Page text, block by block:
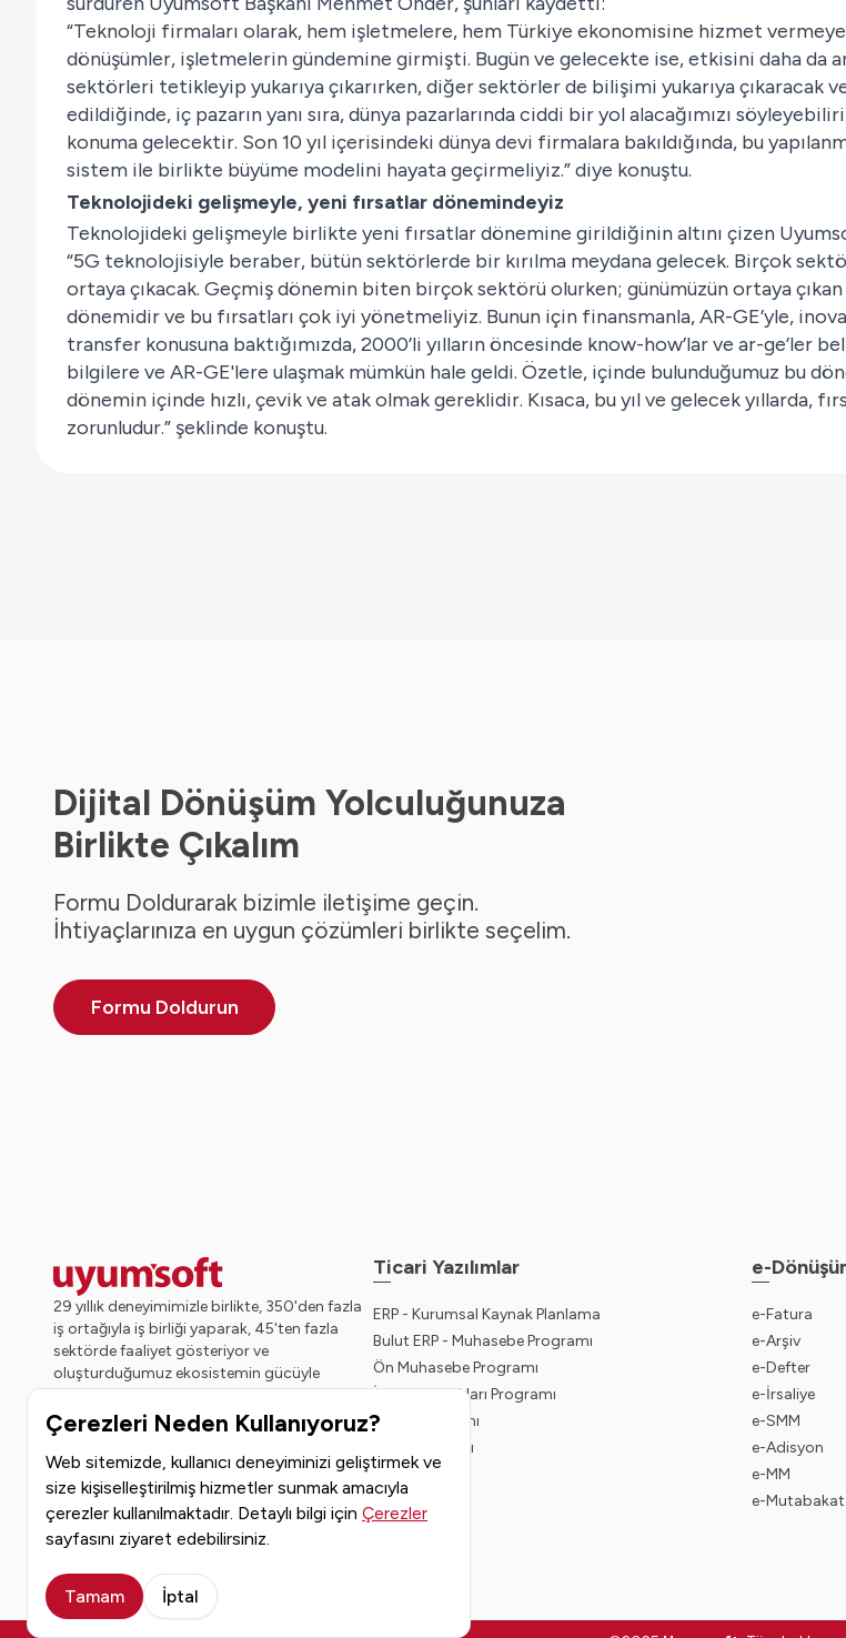
Çerezleri Neden Kullanıyoruz?
Web sitemizde, kullanıcı deneyiminizi geliştirmek ve
size kişiselleştirilmiş hizmetler sunmak amacıyla
çerezler kullanılmaktadır. Detaylı bilgi için Çerezler
sayfasını ziyaret edebilirsiniz.
Tamam İptal
“Teknoloji firmaları olarak, hem işletmelere, hem Türkiye ekonomisine hizmet
dönüşümler, işletmelerin gündemine girmişti. Bugün ve gelecekte ise, etkisini daha da
sektörleri tetikleyip yukarıya çıkarırken, diğer sektörler de bilişimi yukarıya
edildiğinde, iç pazarın yanı sıra, dünya pazarlarında ciddi bir yol alacağımızı
konuma gelecektir. Son 10 yıl içerisindeki dünya devi firmalara bakıldığında, bu
sistem ile birlikte büyüme modelini hayata geçirmeliyiz.” diye konuştu.
Teknolojideki gelişmeyle, yeni fırsatlar dönemindeyiz
Teknolojideki gelişmeyle birlikte yeni fırsatlar dönemine girildiğinin altını çizen
“5G teknolojisiyle beraber, bütün sektörlerde bir kırılma meydana gelecek. Birçok
ortaya çıkacak. Geçmiş dönemin biten birçok sektörü olurken; günümüzün ortaya
dönemidir ve bu fırsatları çok iyi yönetmeliyiz. Bunun için finansmanla, AR-GE’yle,
transfer konusuna baktığımızda, 2000’li yılların öncesinde know-how’lar ve ar-ge’ler
bilgilere ve AR-GE'lere ulaşmak mümkün hale geldi. Özetle, içinde bulunduğumuz bu
dönemin içinde hızlı, çevik ve atak olmak gereklidir. Kısaca, bu yıl ve gelecek yıllarda,
zorunludur.” şeklinde konuştu.
Dijital Dönüşüm Yolculuğunuza
Birlikte Çıkalım
Formu Doldurarak bizimle iletişime geçin.
İhtiyaçlarınıza en uygun çözümleri birlikte seçelim.
Formu Doldurun
29 yıllık deneyimimizle birlikte, 350'den fazla
iş ortağıyla iş birliği yaparak, 45'ten fazla
sektörde faaliyet gösteriyor ve
oluşturduğumuz ekosistemin gücüyle
geleceğe sağlam adımlarla ilerliyoruz.
Ticari Yazılımlar
ERP - Kurumsal Kaynak Planlama
Bulut ERP - Muhasebe Programı
Ön Muhasebe Programı
İnsan Kaynakları Programı
Bordro Yazılımı
CRM Programı
e-
e-Fatura
e-Arşiv
e-Defter
e-İrsaliye
e-SMM
e-Adisyon
e-MM
e-Mutabakat